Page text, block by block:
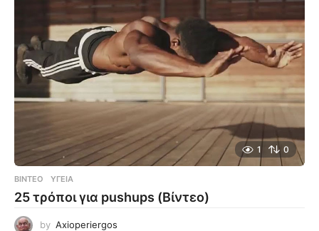
1 0
ΒΊΝΤΕΟ ΥΓΕΊΑ
25 τρόποι για pushups (Βίντεο)
by Axioperiergos